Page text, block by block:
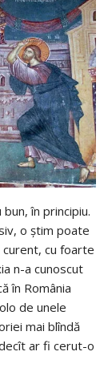
în principiu.
o ştim poate
cu foarte
n-a cunoscut
în România
de unele
mai blîndă
ar fi cerut-o